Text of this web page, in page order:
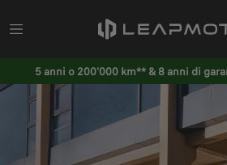
5 anni o 200'000 km** & 8 anni di